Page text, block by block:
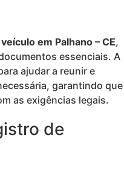
em Palhano – CE,
essenciais. A
ajudar a reunir e
garantindo que
as exigências legais.
de